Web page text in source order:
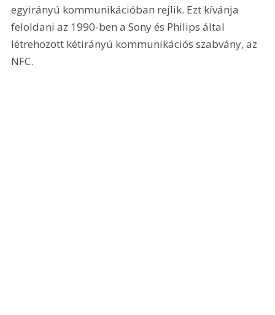
egyirányú kommunikációban rejlik. Ezt kívánja
feloldani az 1990-ben a Sony és Philips által
létrehozott kétirányú kommunikációs szabvány, az
NFC.